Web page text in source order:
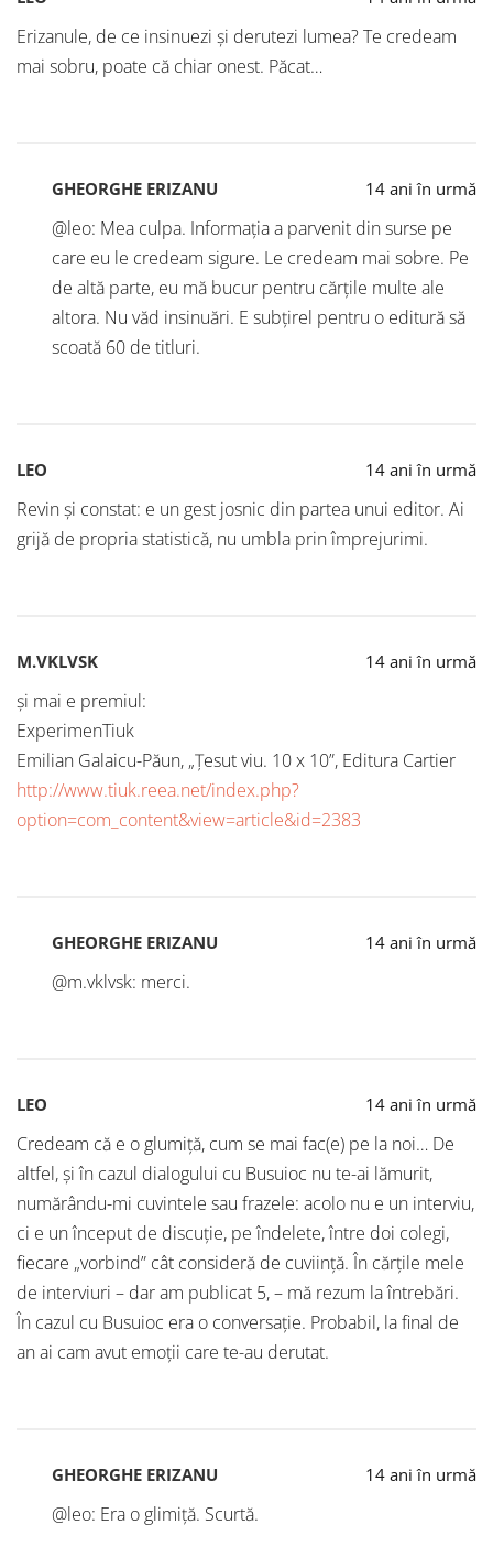
Erizanule, de ce insinuezi şi derutezi lumea? Te credeam
mai sobru, poate că chiar onest. Păcat…
GHEORGHE ERIZANU 14 ani în urmă
@leo: Mea culpa. Informația a parvenit din surse pe
care eu le credeam sigure. Le credeam mai sobre. Pe
de altă parte, eu mă bucur pentru cărțile multe ale
altora. Nu văd insinuări. E subțirel pentru o editură să
scoată 60 de titluri.
LEO 14 ani în urmă
Revin şi constat: e un gest josnic din partea unui editor. Ai
grijă de propria statistică, nu umbla prin împrejurimi.
M.VKLVSK 14 ani în urmă
şi mai e premiul:
ExperimenTiuk
Emilian Galaicu-Păun, „Ţesut viu. 10 x 10”, Editura Cartier
http://www.tiuk.reea.net/index.php?
option=com_content&view=article&id=2383
GHEORGHE ERIZANU 14 ani în urmă
@m.vklvsk: merci.
LEO 14 ani în urmă
Credeam că e o glumiţă, cum se mai fac(e) pe la noi… De
altfel, şi în cazul dialogului cu Busuioc nu te-ai lămurit,
numărându-mi cuvintele sau frazele: acolo nu e un interviu,
ci e un început de discuţie, pe îndelete, între doi colegi,
fiecare „vorbind” cât consideră de cuviinţă. În cărţile mele
de interviuri – dar am publicat 5, – mă rezum la întrebări.
În cazul cu Busuioc era o conversaţie. Probabil, la final de
an ai cam avut emoţii care te-au derutat.
GHEORGHE ERIZANU 14 ani în urmă
@leo: Era o glimiță. Scurtă.